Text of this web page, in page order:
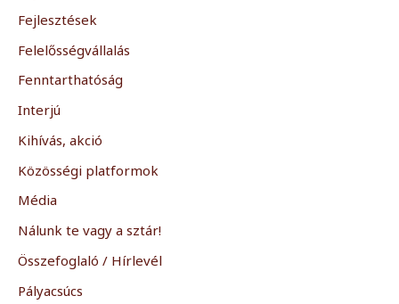
Fejlesztések
Felelősségvállalás
Fenntarthatóság
Interjú
Kihívás, akció
Közösségi platformok
Média
Nálunk te vagy a sztár!
Összefoglaló / Hírlevél
Pályacsúcs